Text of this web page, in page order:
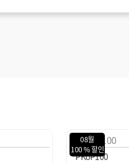
08월
100 % 할인
PKlK100W0F